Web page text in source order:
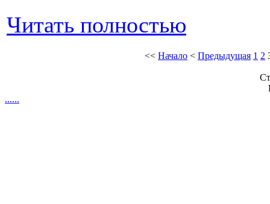
Читать полностью
<< Начало < Предыдущая 1 2
......